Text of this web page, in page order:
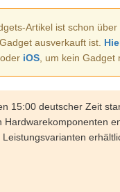
Artikel ist schon
ausverkauft ist.
oder iOS , um kein Gadget
15:00 deutscher Zeit
Hardwarekomponenten